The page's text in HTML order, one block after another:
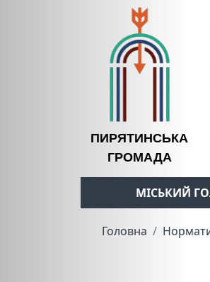
ПИРЯТИНСЬКА
ГРОМАДА
МІСЬКИЙ
Головна